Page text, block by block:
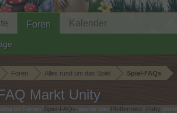
Foren Alles rund um das Spiel Spiel-FAQs
Markt Unity
im Forum ' Spiel-FAQs ' wurde von Pfefferminz_Patty
Foren Kalender